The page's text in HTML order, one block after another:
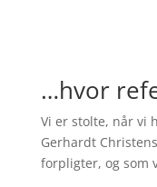
…hvor
Vi er stolte, når vi
Gerhardt
forpligter, og som